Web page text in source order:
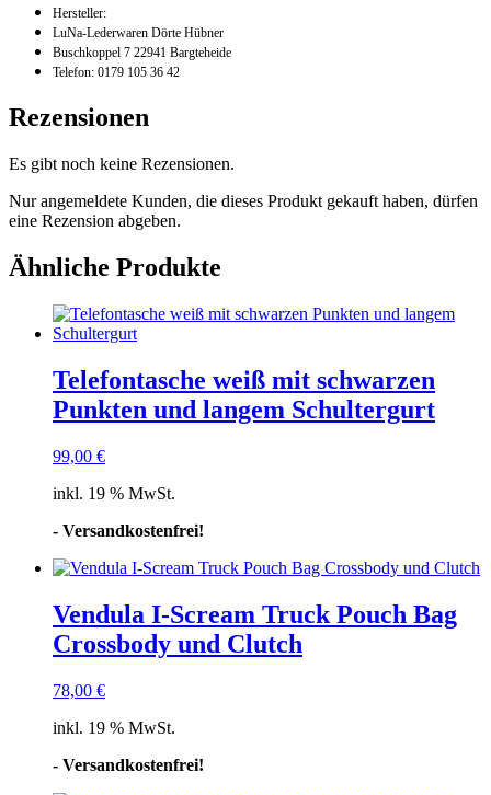
Hersteller:
LuNa-Lederwaren Dörte Hübner
Buschkoppel 7 22941 Bargteheide
Telefon: 0179 105 36 42
Rezensionen
Es gibt noch keine Rezensionen.
Nur angemeldete Kunden, die dieses Produkt gekauft haben, dürfen
eine Rezension abgeben.
Ähnliche Produkte
Telefontasche weiß mit schwarzen
Punkten und langem Schultergurt
99,00 €
inkl. 19 % MwSt.
- Versandkostenfrei!
Vendula I-Scream Truck Pouch Bag
Crossbody und Clutch
78,00 €
inkl. 19 % MwSt.
- Versandkostenfrei!